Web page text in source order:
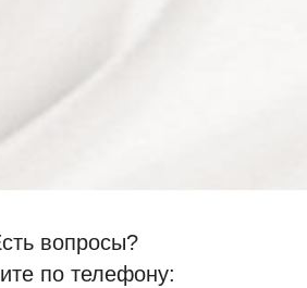
вопросы?
по телефону: